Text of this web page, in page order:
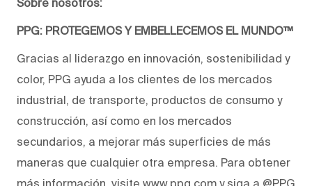
Sobre nosotros:
PPG: PROTEGEMOS Y EMBELLECEMOS EL MUNDO™
Gracias al liderazgo en innovación, sostenibilidad y
color, PPG ayuda a los clientes de los mercados
industrial, de transporte, productos de consumo y
construcción, así como en los mercados
secundarios, a mejorar más superficies de más
maneras que cualquier otra empresa. Para obtener
más información, visite www.ppg.com y siga a @PPG